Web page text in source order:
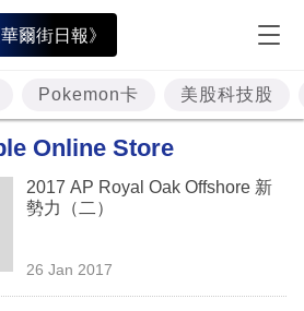
爾街日報》
Pokemon卡 美股科技股
Online Store
2017 AP Royal Oak Offshore 新
勢力（二）
26 Jan 2017